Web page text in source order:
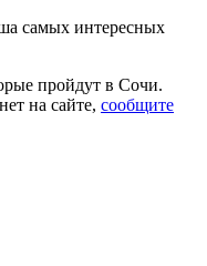
самых интересных
пройдут в Сочи.
на сайте, сообщите